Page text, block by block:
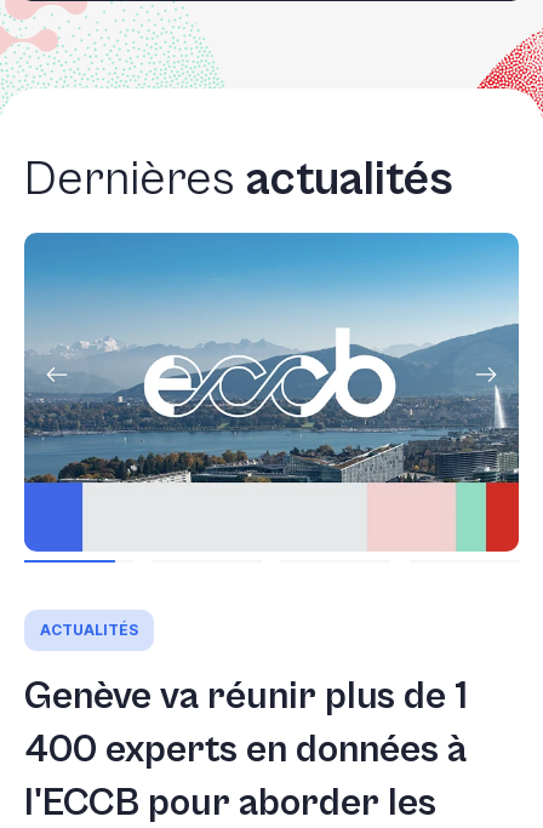
Dernières actualités
ACTUALITÉS
Genève va réunir plus de 1
400 experts en données à
l'ECCB pour aborder les